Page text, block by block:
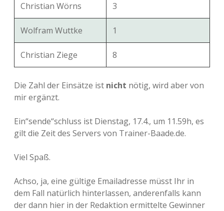
Christian Wörns 3
Wolfram Wuttke 1
Christian Ziege 8
Die Zahl der Einsätze ist nicht nötig, wird aber von
mir ergänzt.
Ein“sende“schluss ist Dienstag, 17.4., um 11.59h, es
gilt die Zeit des Servers von Trainer-Baade.de.
Viel Spaß.
Achso, ja, eine gültige Emailadresse müsst Ihr in
dem Fall natürlich hinterlassen, anderenfalls kann
der dann hier in der Redaktion ermittelte Gewinner